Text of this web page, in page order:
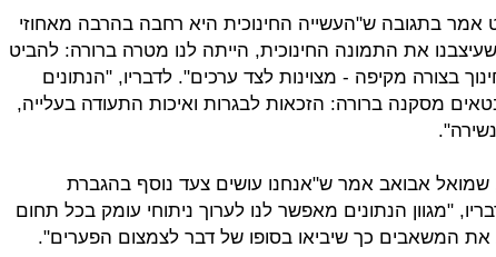
אמר בתגובה ש"העשייה החינוכית היא רחבה בהרבה מאחוזי
את התמונה החינוכית, הייתה לנו מטרה ברורה: להביט
בצורה מקיפה - מצוינות לצד ערכים". לדבריו, "הנתונים
מסקנה ברורה: הזכאות לבגרות ואיכות התעודה בעלייה,
שמואל אבואב אמר ש"אנחנו עושים צעד נוסף בהגברת
"מגוון הנתונים מאפשר לנו לערוך ניתוחי עומק בכל תחום
את המשאבים כך שיביאו בסופו של דבר לצמצום הפערים".